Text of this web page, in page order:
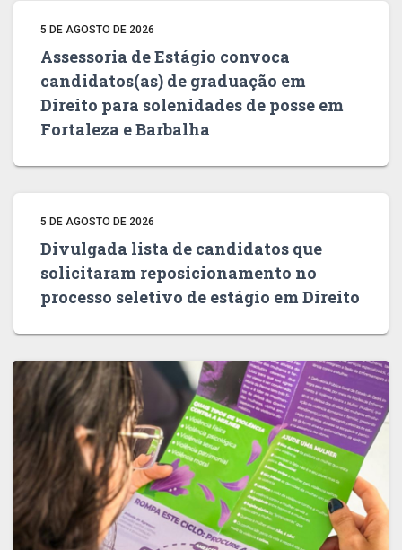
5 DE AGOSTO DE 2026
Assessoria de Estágio convoca
candidatos(as) de graduação em
Direito para solenidades de posse em
Fortaleza e Barbalha
5 DE AGOSTO DE 2026
Divulgada lista de candidatos que
solicitaram reposicionamento no
processo seletivo de estágio em Direito